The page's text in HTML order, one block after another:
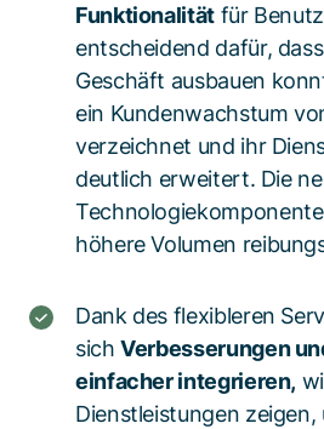
Funktionalitätfür
entscheidend dafür,
Geschäft ausbauen
ein Kundenwachstum
verzeichnet und ihr
deutlich erweitert. Die
höhere Volumen
Dank des flexibleren
sichVerbesserungen
einfacher integrieren,
Dienstleistungen zeigen,